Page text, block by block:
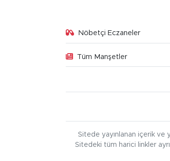
Nöbetçi Eczaneler
Tüm Manşetler
Sitede yayınlanan içerik ve
Sitedeki tüm harici linkler